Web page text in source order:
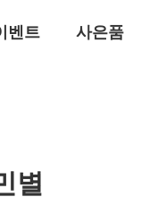
벤트 사은품
별